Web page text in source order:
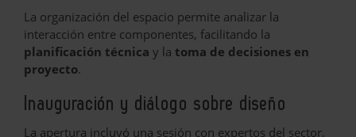
La organización del espacio permite analizar la
interacción entre componentes, facilitando la
planificación técnica y la toma de decisiones en
proyecto.
Inauguración y diálogo sobre diseño
La apertura incluyó una sesión con expertos del sector,